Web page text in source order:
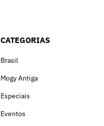
CATEGORIAS
Brasil
Mogy Antiga
Especiais
Eventos